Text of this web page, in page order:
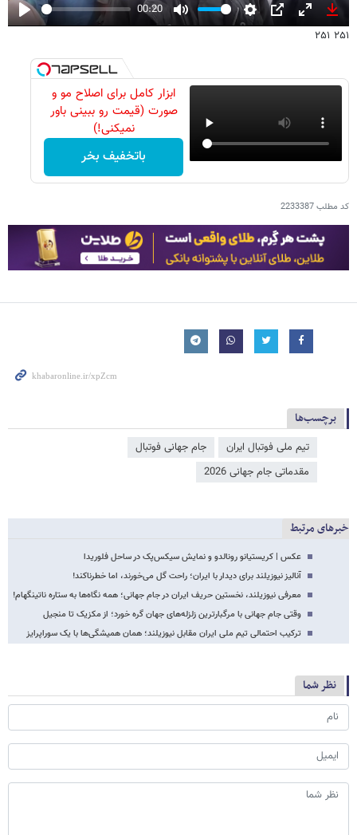
Play
00:20
Mute
Settings
PIP
Enter
fullscreen
۲۵۱ ۲۵۱
ابزار کامل برای اصلاح مو و
صورت (قیمت رو ببینی باور
نمیکنی!)
باتخفیف بخر
کد مطلب2233387
برچسب‌ها
تیم ملی فوتبال ایران
جام جهانی فوتبال
مقدماتی جام جهانی 2026
خبرهای مرتبط
عکس | کریستیانو رونالدو و نمایش سیکس‌پک در ساحل فلوریدا
آنالیز نیوزیلند برای دیدار با ایران؛ راحت گل می‌خورند، اما خطرناکند!
معرفی نیوزیلند، نخستین حریف ایران در جام جهانی؛ همه نگاه‌ها به ستاره ناتینگهام!
وقتی جام جهانی با مرگبارترین زلزله‌های جهان گره خورد؛ از مکزیک تا منجیل
ترکیب احتمالی تیم ملی ایران مقابل نیوزیلند؛ همان همیشگی‌ها با یک سوراپرایز
نظر شما